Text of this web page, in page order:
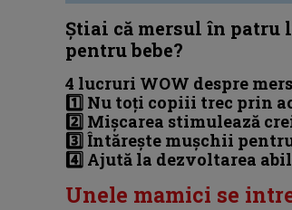
Știai că mersul în patru
pentru bebe?
4 lucruri WOW despre
1️⃣ Nu toți copiii trec prin
2️⃣ Mișcarea stimulează
3️⃣ Întărește mușchii
4️⃣ Ajută la dezvoltarea
Unele mamici se